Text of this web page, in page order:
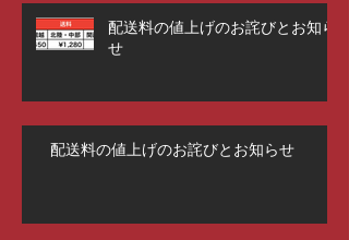
配送料の値上げのお詫びとお知ら
せ
配送料の値上げのお詫びとお知らせ